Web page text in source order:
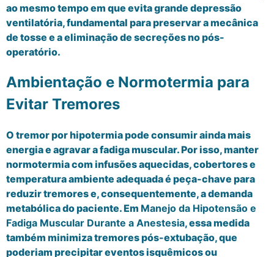
ao mesmo tempo em que evita grande depressão
ventilatória, fundamental para preservar a mecânica
de tosse e a eliminação de secreções no pós-
operatório.
Ambientação e Normotermia para
Evitar Tremores
O tremor por hipotermia pode consumir ainda mais
energia e agravar a fadiga muscular. Por isso, manter
normotermia com infusões aquecidas, cobertores e
temperatura ambiente adequada é peça-chave para
reduzir tremores e, consequentemente, a demanda
metabólica do paciente. Em Manejo da Hipotensão e
Fadiga Muscular Durante a Anestesia, essa medida
também minimiza tremores pós-extubação, que
poderiam precipitar eventos isquêmicos ou